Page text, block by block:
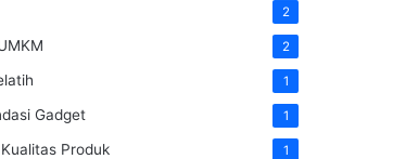
2
2
1
Gadget 1
Produk 1